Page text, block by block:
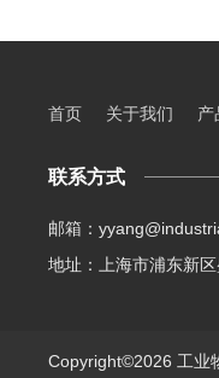
首页 关于我们 产
联系方式
邮箱：
地址：上海市浦东新
Copyright©2026 工